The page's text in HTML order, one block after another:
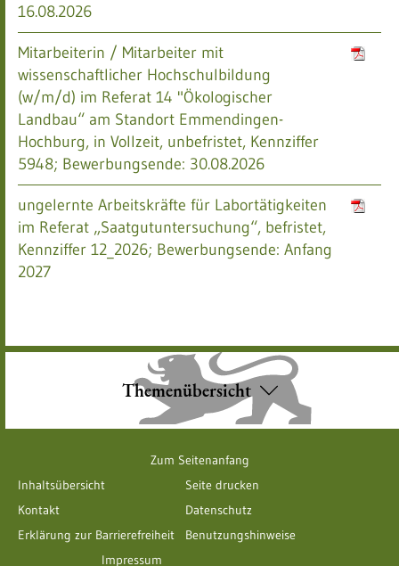
16.08.2026
Mitarbeiterin / Mitarbeiter mit
wissenschaftlicher Hochschulbildung
(w/m/d) im Referat 14 "Ökologischer
Landbau“ am Standort Emmendingen-
Hochburg, in Vollzeit, unbefristet, Kennziffer
5948; Bewerbungsende: 30.08.2026
ungelernte Arbeitskräfte für Labortätigkeiten
im Referat „Saatgutuntersuchung“, befristet,
Kennziffer 12_2026; Bewerbungsende: Anfang
2027
Themenübersicht
Zum Seitenanfang
Inhaltsübersicht
Seite drucken
Kontakt
Datenschutz
Erklärung zur Barrierefreiheit
Benutzungshinweise
Impressum